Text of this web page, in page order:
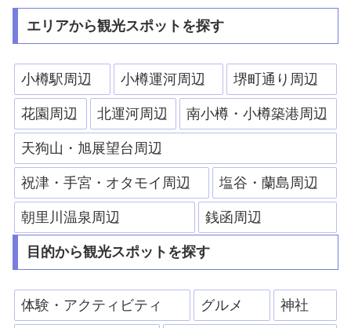
エリアから観光スポットを探す
小樽駅周辺 小樽運河周辺 堺町通り周辺
花園周辺 北運河周辺 南小樽・小樽築港周辺
天狗山・旭展望台周辺
祝津・手宮・オタモイ周辺 塩谷・蘭島周辺
朝里川温泉周辺 銭函周辺
目的から観光スポットを探す
体験・アクティビティ グルメ 神社